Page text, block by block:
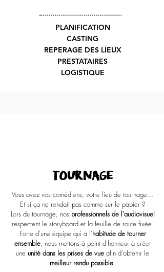
PLANIFICATION
CASTING
REPERAGE DES LIEUX
PRESTATAIRES
LOGISTIQUE
TOURNAGE
Vous avez vos comédiens, votre lieu de tournage...
Et si ça ne rendait pas comme sur le papier ?
Lors du tournage, nos professionnels de l'audiovisuel
respectent le storyboard et la feuille de route fixée.
Forte d'une équipe qui a l'habitude de tourner
ensemble, nous mettons à point d'honneur à créer
une unité dans les prises de vue afin d'obtenir le
meilleur rendu possible.